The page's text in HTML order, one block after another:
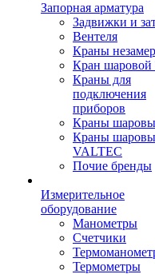
Запорная арматура
Задвижки и
Вентеля
Краны
Кран
Краны для
подключения
приборов
Краны
Краны
VALTEC
Почие бренды
Измерительное
оборудование
Манометры
Счетчики
Термометры